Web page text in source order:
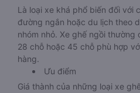
Là loại xe khá phổ biến đối với
đường ngắn hoặc du lịch theo
nhóm nhỏ. Xe ghế ngồi thường
28 chỗ hoặc 45 chỗ phù hợp
hàng.
Ưu điểm
Giá thành của những loại xe